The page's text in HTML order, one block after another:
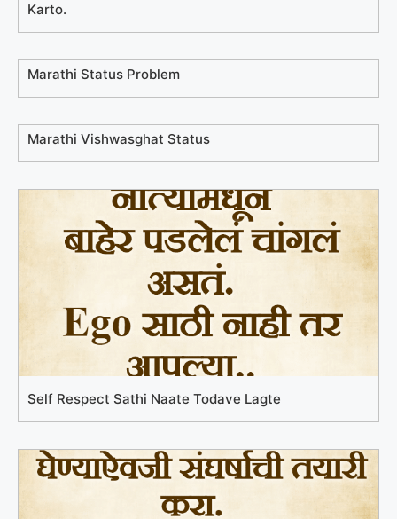
Karto.
Marathi Status Problem
Marathi Vishwasghat Status
Self Respect Sathi Naate Todave Lagte